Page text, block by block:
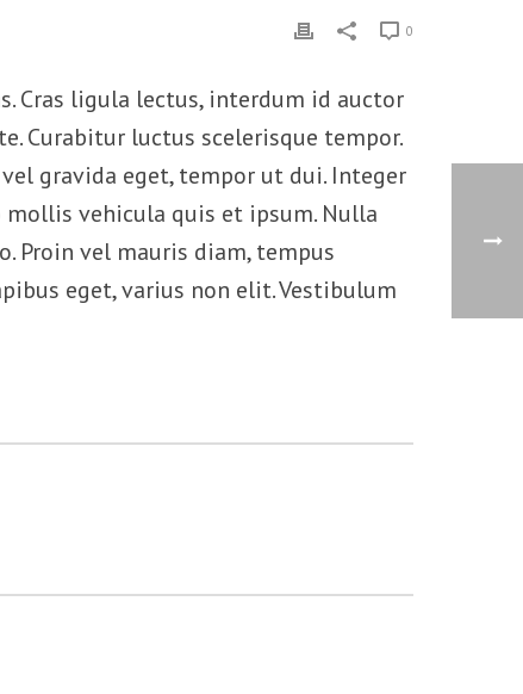
0
Cras ligula lectus, interdum id auctor
Curabitur luctus scelerisque tempor.
gravida eget, tempor ut dui. Integer
vehicula quis et ipsum. Nulla
Proin vel mauris diam, tempus
eget, varius non elit. Vestibulum